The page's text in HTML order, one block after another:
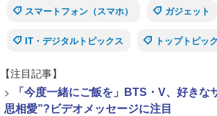
スマートフォン（スマホ） ガジェット
IT・デジタルトピックス トップトピッ
【注目記事】
>
「今度一緒にご飯を」BTS・V、好きな
思相愛”?ビデオメッセージに注目